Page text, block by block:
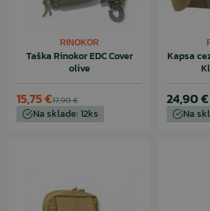
RINOKOR
Taška Rinokor EDC Cover
olive
17,90 €
15,75 €
Na sklade: 12ks
Kapsa
24,90 €
Na